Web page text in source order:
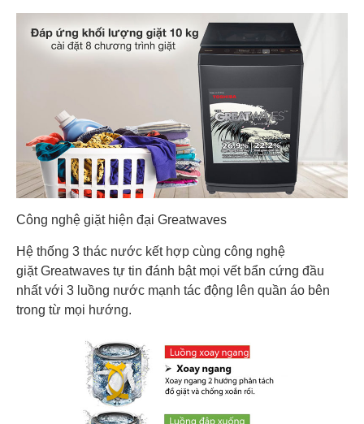
Công nghệ giặt hiện đại Greatwaves
Hệ thống 3 thác nước kết hợp cùng công nghệ
giặt Greatwaves tự tin đánh bật mọi vết bẩn cứng đầu
nhất với 3 luồng nước mạnh tác động lên quần áo bên
trong từ mọi hướng.